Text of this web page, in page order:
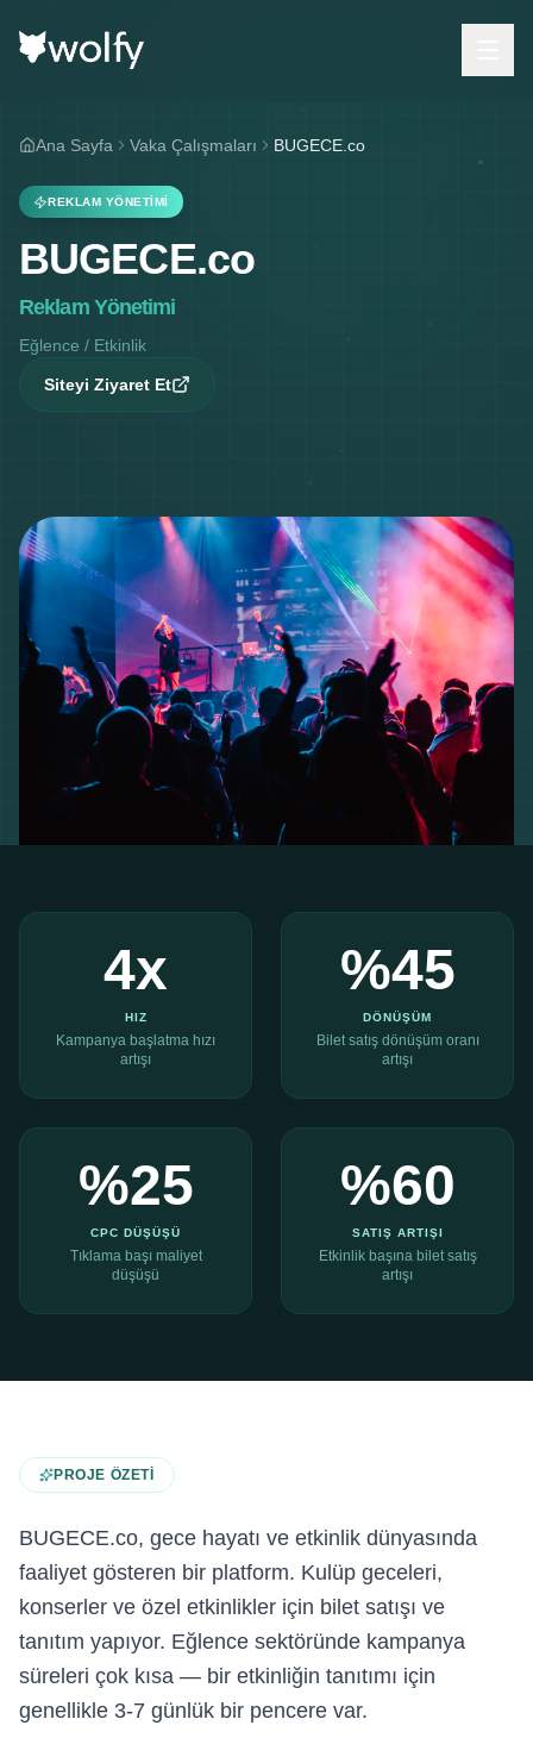
Ana Sayfa Vaka Çalışmaları BUGECE.co
REKLAM YÖNETIMI
BUGECE.co
Reklam Yönetimi
Eğlence / Etkinlik
Siteyi Ziyaret Et
4x
HIZ
Kampanya başlatma hızı
artışı
%45
DÖNÜŞÜM
Bilet satış dönüşüm oranı
artışı
%25
CPC DÜŞÜŞÜ
Tıklama başı maliyet
düşüşü
%60
SATIŞ ARTIŞI
Etkinlik başına bilet satış
artışı
PROJE ÖZETI
BUGECE.co, gece hayatı ve etkinlik dünyasında
faaliyet gösteren bir platform. Kulüp geceleri,
konserler ve özel etkinlikler için bilet satışı ve
tanıtım yapıyor. Eğlence sektöründe kampanya
süreleri çok kısa — bir etkinliğin tanıtımı için
genellikle 3-7 günlük bir pencere var.